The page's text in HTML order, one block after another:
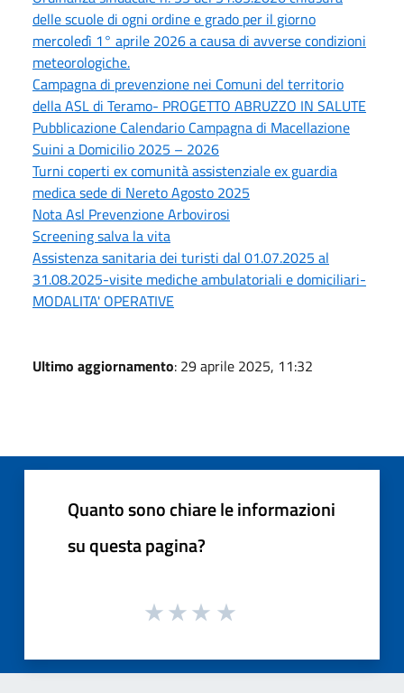
delle scuole di ogni ordine e grado per il giorno
mercoledì 1° aprile 2026 a causa di avverse condizioni
meteorologiche.
Campagna di prevenzione nei Comuni del territorio
della ASL di Teramo- PROGETTO ABRUZZO IN SALUTE
Pubblicazione Calendario Campagna di Macellazione
Suini a Domicilio 2025 – 2026
Turni coperti ex comunità assistenziale ex guardia
medica sede di Nereto Agosto 2025
Nota Asl Prevenzione Arbovirosi
Screening salva la vita
Assistenza sanitaria dei turisti dal 01.07.2025 al
31.08.2025-visite mediche ambulatoriali e domiciliari-
MODALITA' OPERATIVE
Ultimo aggiornamento: 29 aprile 2025, 11:32
Quanto sono chiare le informazioni
su questa pagina?